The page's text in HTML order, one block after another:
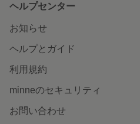
ヘルプセンター
お知らせ
ヘルプとガイド
利用規約
minneのセキュリティ
お問い合わせ